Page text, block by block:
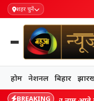
शहर चुनें
होम नेशनल बिहार
BREAKING